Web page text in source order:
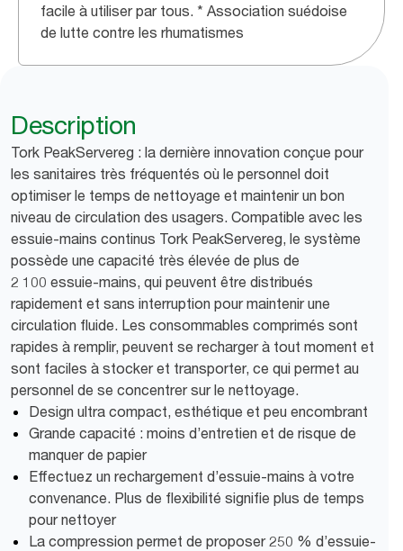
facile à utiliser par tous. * Association suédoise
de lutte contre les rhumatismes
Description
Tork PeakServereg : la dernière innovation conçue pour
les sanitaires très fréquentés où le personnel doit
optimiser le temps de nettoyage et maintenir un bon
niveau de circulation des usagers. Compatible avec les
essuie-mains continus Tork PeakServereg, le système
possède une capacité très élevée de plus de
2 100 essuie-mains, qui peuvent être distribués
rapidement et sans interruption pour maintenir une
circulation fluide. Les consommables comprimés sont
rapides à remplir, peuvent se recharger à tout moment et
sont faciles à stocker et transporter, ce qui permet au
personnel de se concentrer sur le nettoyage.
Design ultra compact, esthétique et peu encombrant
Grande capacité : moins d’entretien et de risque de
manquer de papier
Effectuez un rechargement d’essuie-mains à votre
convenance. Plus de flexibilité signifie plus de temps
pour nettoyer
La compression permet de proposer 250 % d’essuie-